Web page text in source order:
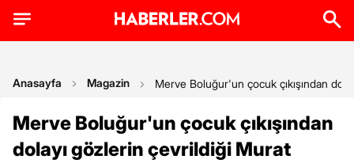
Anasayfa Magazin Merve Boluğur'un çocuk çıkışından
Merve Boluğur'un çocuk çıkışından
dolayı gözlerin çevrildiği Murat